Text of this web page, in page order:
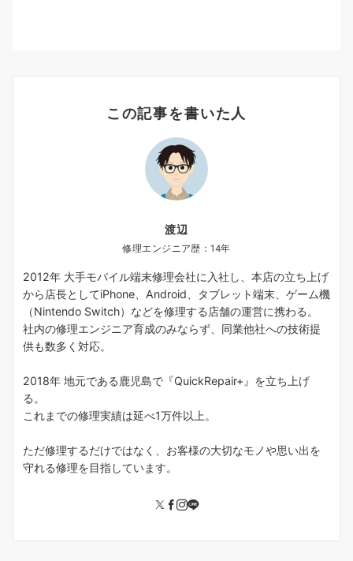
この記事を書いた人
渡辺
修理エンジニア歴：14年
2012年 大手モバイル端末修理会社に入社し、本店の立ち上げ
から店長としてiPhone、Android、タブレット端末、ゲーム機
（Nintendo Switch）などを修理する店舗の運営に携わる。
社内の修理エンジニア育成のみならず、同業他社への技術提
供も数多く対応。
2018年 地元である鹿児島で『QuickRepair+』を立ち上げ
る。
これまでの修理実績は延べ1万件以上。
ただ修理するだけではなく、お客様の大切なモノや思い出を
守れる修理を目指しています。